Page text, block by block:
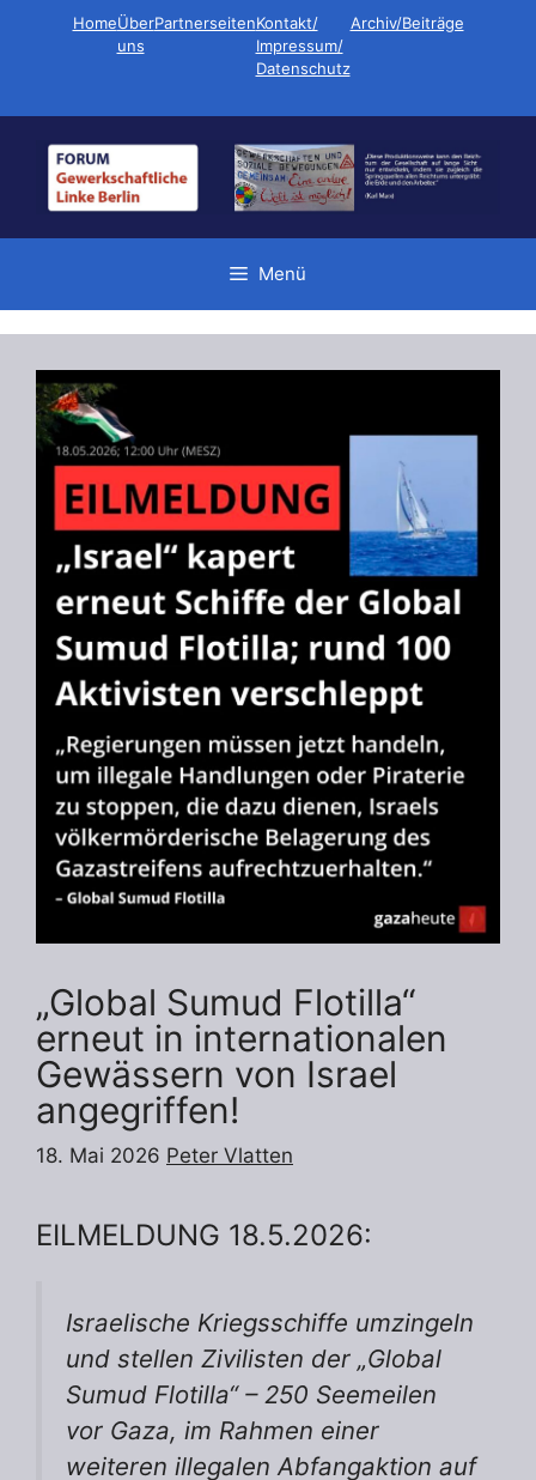
HomeÜber
uns
PartnerseitenKontakt/
Impressum/
Datenschutz
Archiv/Beiträge
Menü
„Global Sumud Flotilla“
erneut in internationalen
Gewässern von Israel
angegriffen!
18. Mai 2026 Peter Vlatten
EILMELDUNG 18.5.2026:
Israelische Kriegsschiffe umzingeln
und stellen Zivilisten der „Global
Sumud Flotilla“ – 250 Seemeilen
vor Gaza, im Rahmen einer
weiteren illegalen Abfangaktion auf